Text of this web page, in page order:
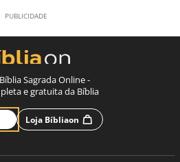
Sagrada Online -
e gratuita da Bíblia
Loja Bíbliaon